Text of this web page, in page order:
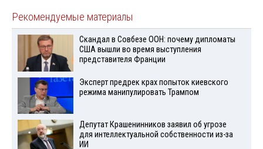
Рекомендуемые материалы
Скандал в Совбезе ООН: почему дипломаты
США вышли во время выступления
представителя Франции
Эксперт предрек крах попыток киевского
режима манипулировать Трампом
Депутат Крашенинников заявил об угрозе
для интеллектуальной собственности из-за
ИИ